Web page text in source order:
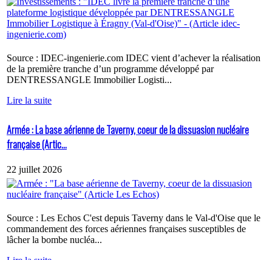
Source : IDEC-ingenierie.com IDEC vient d’achever la réalisation
de la première tranche d’un programme développé par
DENTRESSANGLE Immobilier Logisti...
Lire la suite
Armée : La base aérienne de Taverny, coeur de la dissuasion nucléaire
française (Artic...
22 juillet 2026
Source : Les Echos C'est depuis Taverny dans le Val-d'Oise que le
commandement des forces aériennes françaises susceptibles de
lâcher la bombe nucléa...